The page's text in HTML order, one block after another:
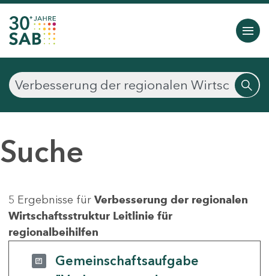
Suche
5 Ergebnisse für Verbesserung der regionalen
Wirtschaftsstruktur Leitlinie für
regionalbeihilfen
Gemeinschaftsaufgabe